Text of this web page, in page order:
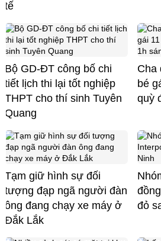
tế
Bộ GD-ĐT công bố chi
tiết lịch thi lại tốt nghiệp
THPT cho thí sinh Tuyên
Quang
Cha
bé
quỳ
Tạm giữ hình sự đối
tượng đạp ngã người đàn
ông đang chạy xe máy ở
Đắk Lắk
đỏ